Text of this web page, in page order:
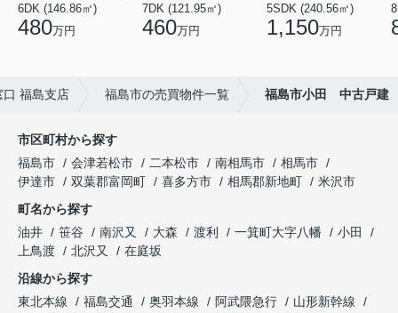
6DK (146.86㎡)
480万円
7DK (121.95㎡)
460万円
5SDK (240.56㎡)
1,150万円
口 福島支店 福島市の売買物件一覧 福島市小田 中古戸建
市区町村から探す
福島市
会津若松市 二本松市 南相馬市
相馬市
伊達市
双葉郡富岡町 喜多方市 相馬郡新地町
米沢市
町名から探す
油井
笹谷 南沢又 大森 渡利 一箕町大字八幡
小田
上鳥渡
北沢又
在庭坂
沿線から探す
東北本線
福島交通 奥羽本線 阿武隈急行
山形新幹線